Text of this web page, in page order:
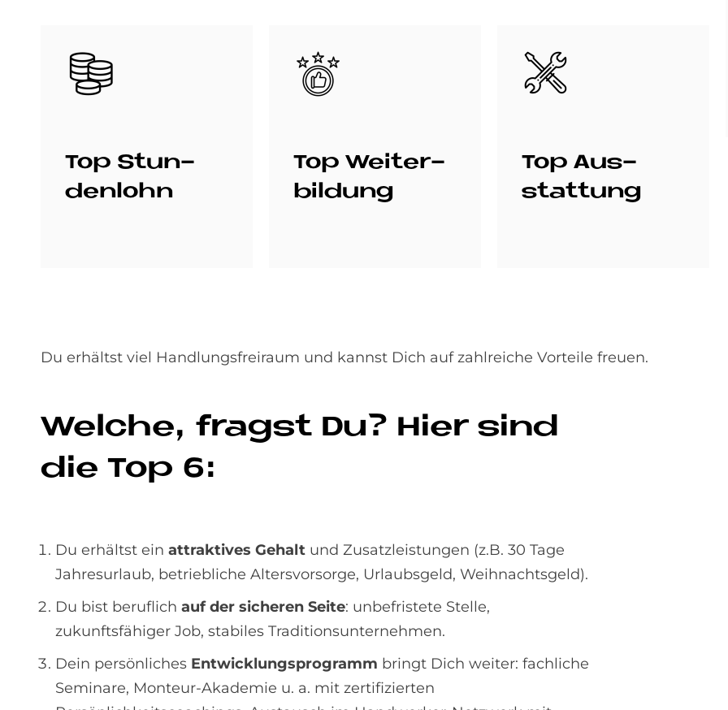
Bild
Top Stun­
den­lohn
Bild
Top Wei­ter­
bil­dung
Bild
Top Aus­
stat­tung
Du erhältst viel Handlungsfreiraum und kannst Dich auf zahlreiche Vorteile freuen.
Wel­che, fragst Du? Hier sind
die Top 6:
Du erhältst ein attraktives Gehalt und Zusatzleistungen (z.B. 30 Tage
Jahresurlaub, betriebliche Altersvorsorge, Urlaubsgeld, Weihnachtsgeld).
Du bist beruflich auf der sicheren Seite: unbefristete Stelle,
zukunftsfähiger Job, stabiles Traditionsunternehmen.
Dein persönliches Entwicklungsprogramm bringt Dich weiter: fachliche
Seminare, Monteur-Akademie u. a. mit zertifizierten